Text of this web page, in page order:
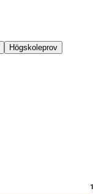
Högskoleprov